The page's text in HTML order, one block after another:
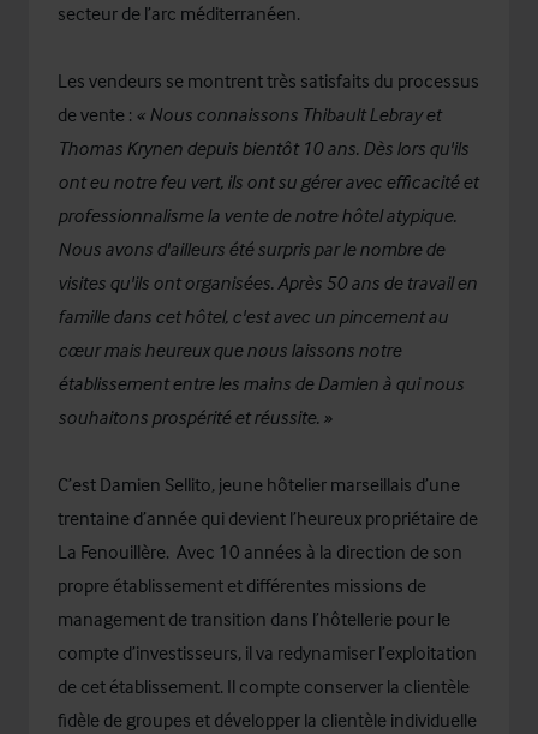
secteur de l’arc méditerranéen.
Les vendeurs se montrent très satisfaits du processus
de vente : « Nous connaissons Thibault Lebray et
Thomas Krynen depuis bientôt 10 ans. Dès lors qu'ils
ont eu notre feu vert, ils ont su gérer avec efficacité et
professionnalisme la vente de notre hôtel atypique.
Nous avons d'ailleurs été surpris par le nombre de
visites qu'ils ont organisées. Après 50 ans de travail en
famille dans cet hôtel, c'est avec un pincement au
cœur mais heureux que nous laissons notre
établissement entre les mains de Damien à qui nous
souhaitons prospérité et réussite. »
C’est Damien Sellito, jeune hôtelier marseillais d’une
trentaine d’année qui devient l’heureux propriétaire de
La Fenouillère. Avec 10 années à la direction de son
propre établissement et différentes missions de
management de transition dans l’hôtellerie pour le
compte d’investisseurs, il va redynamiser l’exploitation
de cet établissement. Il compte conserver la clientèle
fidèle de groupes et développer la clientèle individuelle